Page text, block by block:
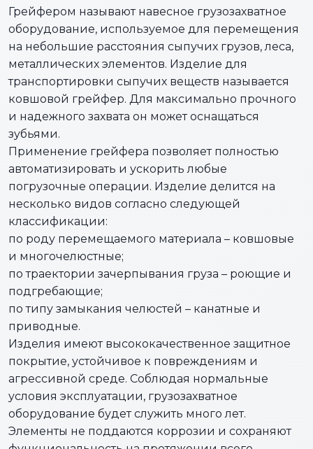
Грейфером называют навесное грузозахватное
оборудование, используемое для перемещения
на небольшие расстояния сыпучих грузов, леса,
металлических элементов. Изделие для
транспортировки сыпучих веществ называется
ковшовой грейфер. Для максимально прочного
и надежного захвата он может оснащаться
зубьями.
Применение грейфера позволяет полностью
автоматизировать и ускорить любые
погрузочные операции. Изделие делится на
несколько видов согласно следующей
классификации:
по роду перемещаемого материала – ковшовые
и многочелюстные;
по траектории зачерпывания груза – роющие и
подгребающие;
по типу замыкания челюстей – канатные и
приводные.
Изделия имеют высококачественное защитное
покрытие, устойчивое к повреждениям и
агрессивной среде. Соблюдая нормальные
условия эксплуатации, грузозахватное
оборудование будет служить много лет.
Элементы не поддаются коррозии и сохраняют